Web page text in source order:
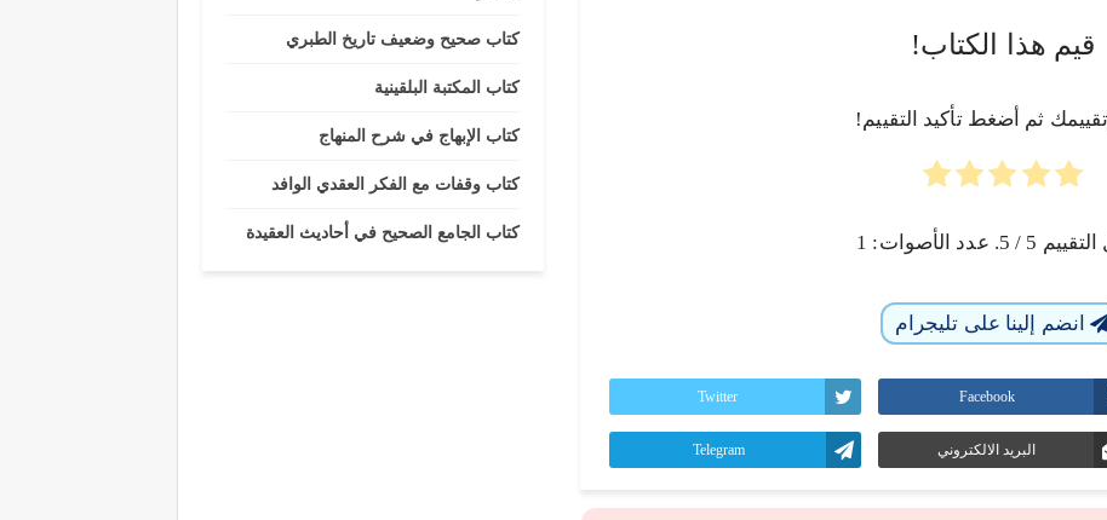
قيم هذا الكتاب!
تقييمك ثم أضغط تأكيد التقييم!
5 / 5. عدد الأصوات: 1
انضم إلينا على تليجرام
Facebook
Twitter
البريد الالكتروني Telegram
كتاب صحيح وضعيف تاريخ الطبري
كتاب المكتبة البلقينية
كتاب الإبهاج في شرح المنهاج
كتاب وقفات مع الفكر العقدي الوافد
كتاب الجامع الصحيح في أحاديث العقيدة